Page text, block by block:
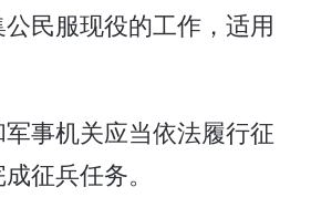
民服现役的工作，适用
事机关应当依法履行征
征兵任务。